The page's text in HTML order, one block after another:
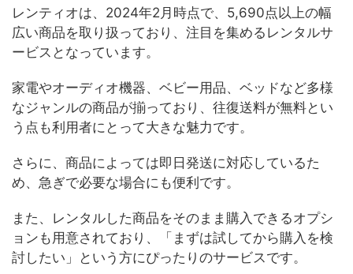
レンティオは、2024年2月時点で、5,690点以上の幅
広い商品を取り扱っており、注目を集めるレンタルサ
ービスとなっています。
家電やオーディオ機器、ベビー用品、ベッドなど多様
なジャンルの商品が揃っており、往復送料が無料とい
う点も利用者にとって大きな魅力です。
さらに、商品によっては即日発送に対応しているた
め、急ぎで必要な場合にも便利です。
また、レンタルした商品をそのまま購入できるオプシ
ョンも用意されており、「まずは試してから購入を検
討したい」という方にぴったりのサービスです。